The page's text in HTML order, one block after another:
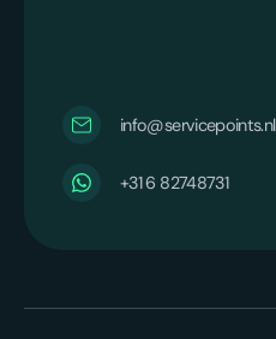
info@servicepoints.nl
+31 6 82748731